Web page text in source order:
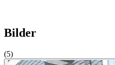
Bilder
(5)